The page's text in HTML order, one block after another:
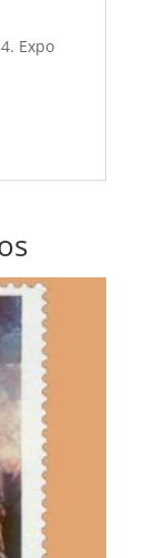
Expo